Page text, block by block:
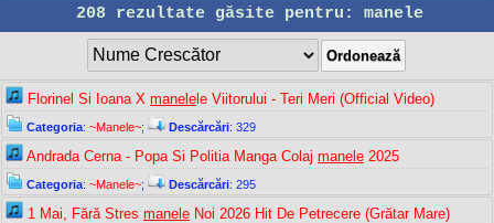
208 rezultate găsite pentru: manele
Florinel Si Ioana X manele le Viitorului - Teri Meri (Official Video)
Categoria: ~Manele~; Descărcări: 329
Andrada Cerna - Popa Si Politia Manga Colaj manele 2025
Categoria: ~Manele~; Descărcări: 295
1 Mai, Fără Stres manele Noi 2026 Hit De Petrecere (Grătar Mare)